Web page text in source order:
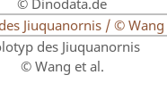
© Dinodata.de
des Jiuquanornis
© Wang et al.